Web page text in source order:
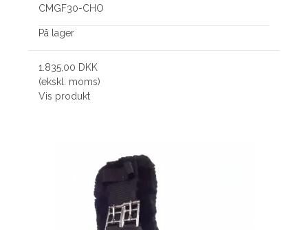
CMGF30-CHO
På lager
1.835,00 DKK
(ekskl. moms)
Vis produkt